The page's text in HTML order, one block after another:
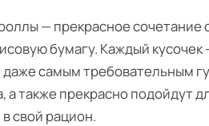
— прекрасное сочетание
бумагу. Каждый кусочек
самым требовательным
а также прекрасно подойдут
свой рацион.